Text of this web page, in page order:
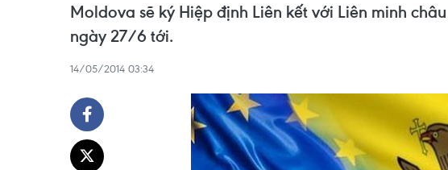
Moldova sẽ ký Hiệp định Liên kết với Liên minh
ngày 27/6 tới.
14/05/2014 03:34